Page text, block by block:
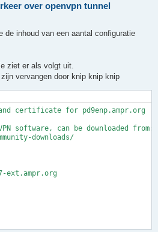
over openvpn tunnel
de inhoud van een aantal configuratie
ziet er als volgt uit.
vervangen door knip knip knip
certificate for pd9enp.ampr.org
software, can be downloaded from:
downloads/